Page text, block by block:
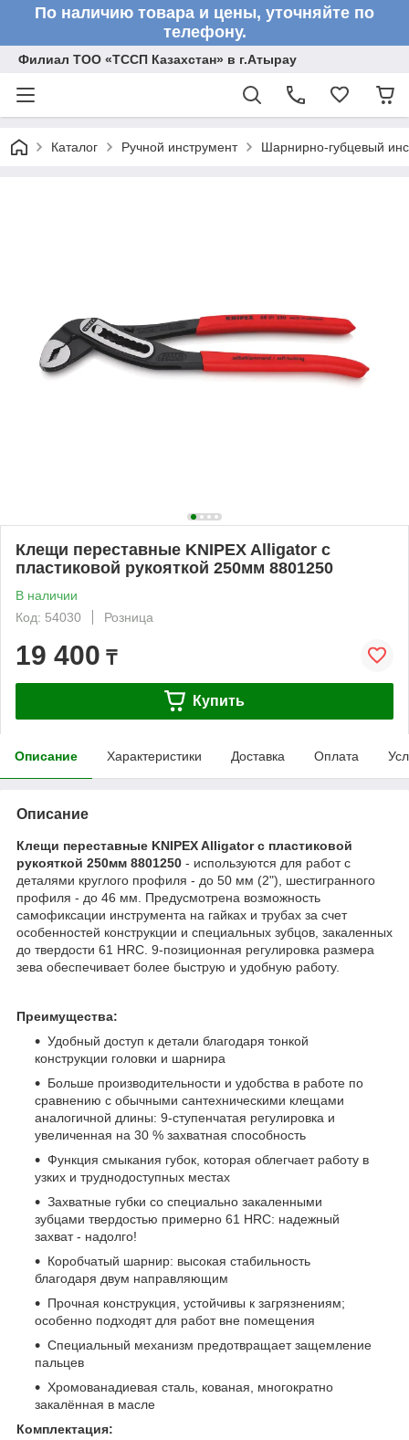
По наличию товара и цены, уточняйте по
телефону.
Филиал ТОО «ТССП Казахстан» в г.Атырау
Каталог Ручной инструмент Шарнирно-губцевый
Клещи переставные KNIPEX Alligator с
пластиковой рукояткой 250мм 8801250
В наличии
Код: 54030
Розница
19 400 ₸
Купить
Описание Характеристики Доставка Оплата
Описание
Клещи переставные KNIPEX Alligator с пластиковой
рукояткой 250мм 8801250 - используются для работ с
деталями круглого профиля - до 50 мм (2"), шестигранного
профиля - до 46 мм. Предусмотрена возможность
самофиксации инструмента на гайках и трубах за счет
особенностей конструкции и специальных зубцов, закаленных
до твердости 61 HRC. 9-позиционная регулировка размера
зева обеспечивает более быструю и удобную работу.
Преимущества:
Удобный доступ к детали благодаря тонкой
конструкции головки и шарнира
Больше производительности и удобства в работе по
сравнению с обычными сантехническими клещами
аналогичной длины: 9-ступенчатая регулировка и
увеличенная на 30 % захватная способность
Функция смыкания губок, которая облегчает работу в
узких и труднодоступных местах
Захватные губки со специально закаленными
зубцами твердостью примерно 61 HRC: надежный
захват - надолго!
Коробчатый шарнир: высокая стабильность
благодаря двум направляющим
Прочная конструкция, устойчивы к загрязнениям;
особенно подходят для работ вне помещения
Специальный механизм предотвращает защемление
пальцев
Хромованадиевая сталь, кованая, многократно
закалённая в масле
Комплектация: